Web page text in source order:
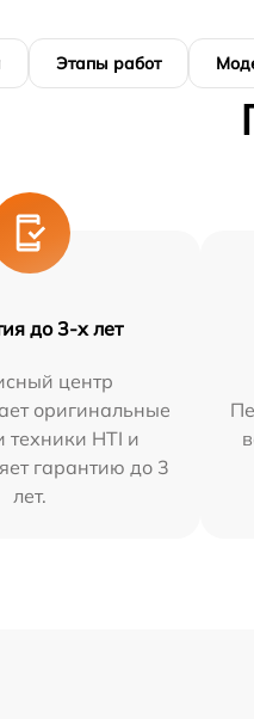
Этапы работ
до 3-х лет
центр
оригинальные
техники HTI и
гарантию до 3
лет.